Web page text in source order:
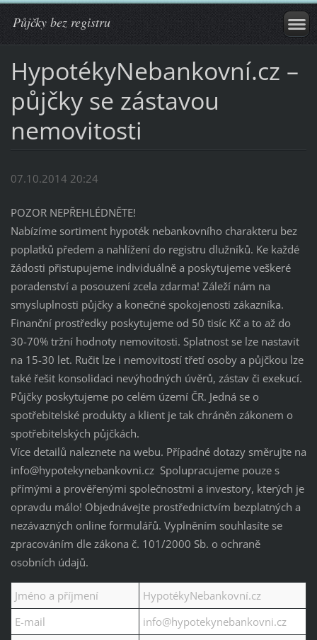
Půjčky bez registru
HypotékyNebankovní.cz –
půjčky se zástavou
nemovitosti
07.10.2014 20:24
POZOR NEPŘEHLÉDNĚTE!
Nabízíme sortiment hypoték nebankovního charakteru bez
poplatků předem a nahlížení do registru dlužníků. Ke každé
žádosti přistupujeme individuálně a poskytujeme veškeré
poradenství a posouzení zcela zdarma! Záleží nám na
smysluplnosti půjčky a konečné spokojenosti zákazníka.
Finanční prostředky poskytujeme od 50 tisíc Kč a to až do
30-70% tržní hodnoty nemovitosti. Splatnost se lze nastavit
na 15-30 let. Ručit lze i nemovitostí třetí osoby a půjčkou lze
také řešit konsolidaci nevýhodných úvěrů, zástav či exekucí.
Půjčky poskytujeme po celém území ČR. Jedná se o
spotřebitelské produkty a klient je tak chráněn zákonem o
spotřebitelských půjčkách.
Více detailů naleznete na webu. Případné dotazy směrujte na
info@hypotekynebankovni.cz Spolupracujeme pouze s
přímými a prověřenými společnostmi a investory, kterých je
opravdu málo! Objednávejte prostřednictvím bezplatných a
nezávazných online formulářů. Vyplněním souhlasíte se
zpracováním dle zákona č. 101/2000 Sb. o ochraně
osobních údajů.
Jméno a příjmení
HypotékyNebankovní.cz
E-mail
info@hypotekynebankovni.cz